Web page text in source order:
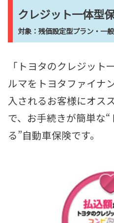
クレジット一体型
対象：残価設定型プラン・一
「トヨタのクレジット
ルマをトヨタファイナ
入されるお客様にオス
で、 お手続きが簡単な
る”自動車保険です。